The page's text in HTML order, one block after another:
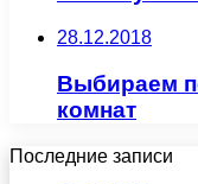
28.12.2018
Выбираем
комнат
Последние записи